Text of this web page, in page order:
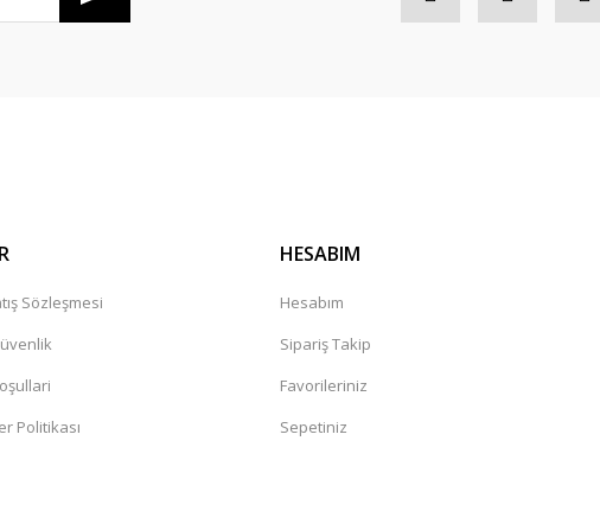
Sözleşmesi
Politikası
HESABIM
Hesabım
Sipariş Takip
Favorileriniz
Sepetiniz